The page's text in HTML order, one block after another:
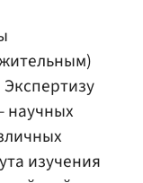
научных
изучения